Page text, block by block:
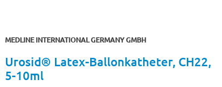
MEDLINE INTERNATIONAL GERMANY GMBH
Urosid® Latex-Ballonkatheter, CH22,
5-10ml